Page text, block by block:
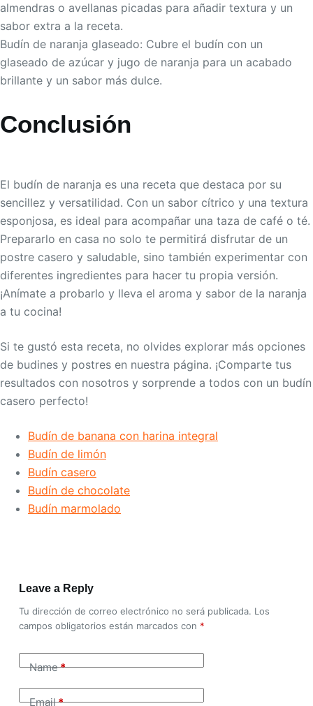
almendras o avellanas picadas para añadir textura y un
sabor extra a la receta.
Budín de naranja glaseado: Cubre el budín con un
glaseado de azúcar y jugo de naranja para un acabado
brillante y un sabor más dulce.
Conclusión
El budín de naranja es una receta que destaca por su
sencillez y versatilidad. Con un sabor cítrico y una textura
esponjosa, es ideal para acompañar una taza de café o té.
Prepararlo en casa no solo te permitirá disfrutar de un
postre casero y saludable, sino también experimentar con
diferentes ingredientes para hacer tu propia versión.
¡Anímate a probarlo y lleva el aroma y sabor de la naranja
a tu cocina!
Si te gustó esta receta, no olvides explorar más opciones
de budines y postres en nuestra página. ¡Comparte tus
resultados con nosotros y sorprende a todos con un budín
casero perfecto!
Budín de banana con harina integral
Budín de limón
Budín casero
Budín de chocolate
Budín marmolado
Leave a Reply
Tu dirección de correo electrónico no será publicada. Los
campos obligatorios están marcados con *
Name*
Email*